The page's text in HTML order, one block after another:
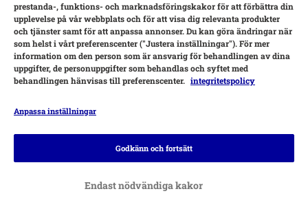
Betalningsalternativ
prestanda-, funktions- och marknadsföringskakor för att förbättra din
upplevelse på vår webbplats och för att visa dig relevanta produkter
och tjänster samt för att anpassa annonser. Du kan göra ändringar när
som helst i vårt preferenscenter ("Justera inställningar"). För mer
information om den person som är ansvarig för behandlingen av dina
uppgifter, de personuppgifter som behandlas och syftet med
behandlingen hänvisas till preferenscenter. integritetspolicy
Anpassa inställningar
Endast nödvändiga kakor
Godkänn och fortsätt